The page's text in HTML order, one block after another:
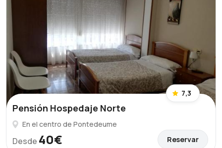
7,3
Pensión Hospedaje Norte
En el centro de Pontedeume
Desde 40€ Reservar